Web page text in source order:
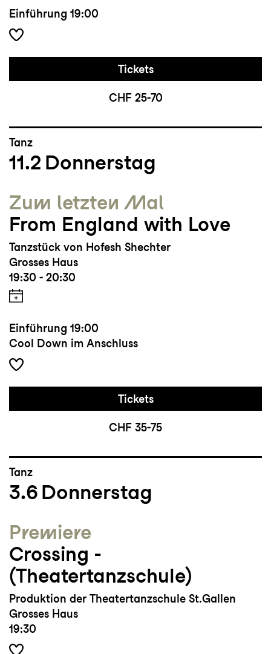
Einführung 19:00
Tickets
CHF 25-70
Tanz
11.2 Donnerstag
Zum letzten Mal
From England with Love
Tanzstück von Hofesh Shechter
Grosses Haus
19:30 - 20:30
Einführung 19:00
Cool Down im Anschluss
Tickets
CHF 35-75
Tanz
3.6 Donnerstag
Premiere
Crossing ­
(Theatertanzschule)
Produktion der Theatertanzschule St.Gallen
Grosses Haus
19:30